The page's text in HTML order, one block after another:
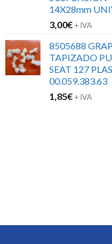
14X28mm
3,00€+ IVA
8505688
TAPIZADO
SEAT 127
00.059.383.63
1,85€+ IVA